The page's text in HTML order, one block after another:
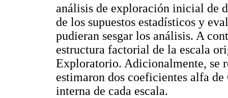
análisis de exploración inicial de
de los supuestos estadísticos y
pudieran sesgar los análisis. A
estructura factorial de la escala
Exploratorio. Adicionalmente, se
estimaron dos coeficientes alfa
interna de cada escala.